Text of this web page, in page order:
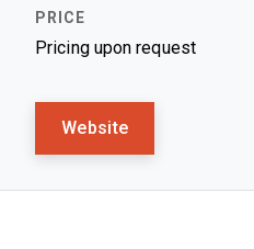
Pricing upon request
Website